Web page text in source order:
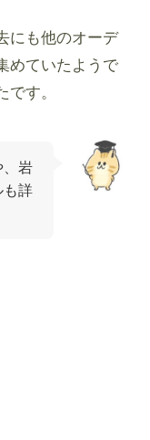
にも他のオーデ
めていたようで
す。
、岩
も詳